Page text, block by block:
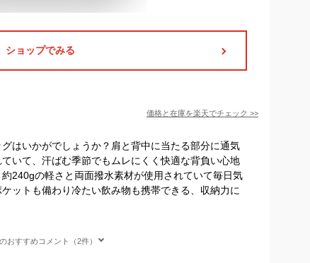
ショップでみる
価格と在庫を楽天でチェック >>
はいかがでしょうか？肩と背中に当たる部分に通気
いて、汗ばむ季節でもムレにくく快適な背負い心地
240gの軽さと両面撥水素材が使用されていて毎日気
ットも備わり冷たい飲み物も携帯できる、収納力に
おすすめコメント（2件）